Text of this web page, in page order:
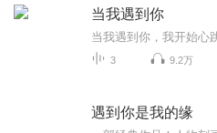
当我遇到你
3 9.2万
遇到你是我的缘